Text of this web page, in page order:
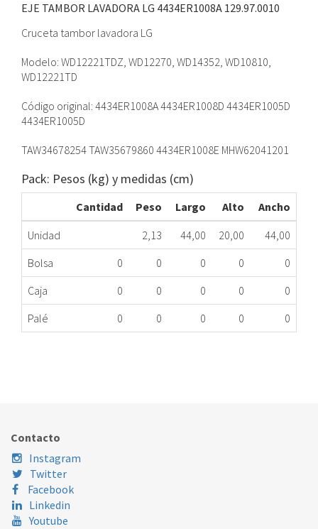
EJE TAMBOR LAVADORA LG 4434ER1008A 129.97.0010
Cruceta tambor lavadora LG
Modelo: WD12221TDZ, WD12270, WD14352, WD10810,
WD12221TD
Código original: 4434ER1008A 4434ER1008D 4434ER1005D
4434ER1005D
TAW34678254 TAW35679860 4434ER1008E MHW62041201
Pack: Pesos (kg) y medidas (cm)
Cantidad Peso Largo Alto
Ancho
Unidad
2,13 44,00 20,00
44,00
Bolsa
0 0 0 0
0
Caja
0 0 0 0
0
Palé
0 0 0 0 0
LG
Contacto
Instagram
Twitter
Facebook
Linkedin
Youtube